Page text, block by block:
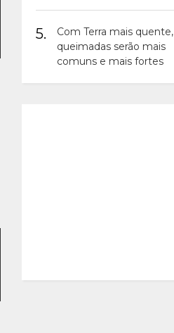
5.
Com Terra mais quente,
queimadas serão mais
comuns e mais fortes